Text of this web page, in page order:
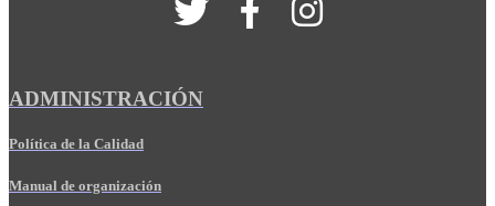
ADMINISTRACIÓN
Política de la Calidad
Manual de organización